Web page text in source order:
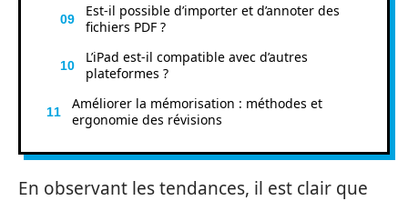
Est-il possible d’importer et d’annoter des
fichiers PDF ?
L’iPad est-il compatible avec d’autres
plateformes ?
Améliorer la mémorisation : méthodes et
ergonomie des révisions
En observant les tendances, il est clair que